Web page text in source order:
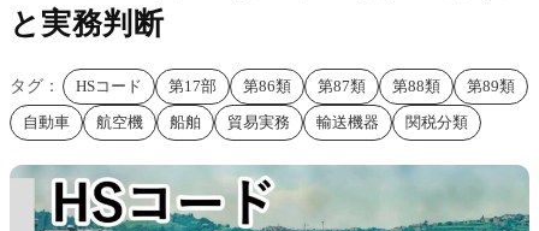
と実務判断
タグ： HSコード 第17部 第86類 第87類 第88類
第89類
自動車
航空機 船舶 貿易実務 輸送機器 関税分類